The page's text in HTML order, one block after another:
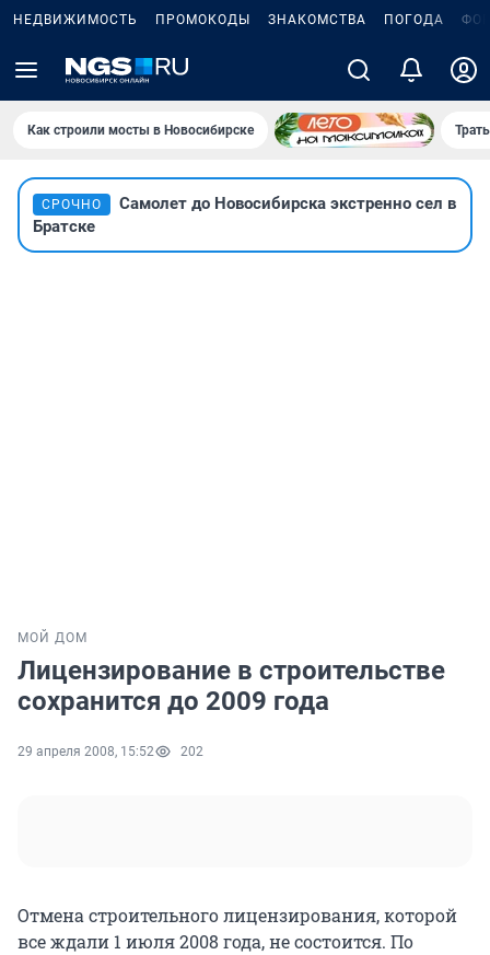
НЕДВИЖИМОСТЬ ПРОМОКОДЫ ЗНАКОМСТВА ПОГОДА
Как строили мосты в Новосибирске
СРОЧНО
Самолет до Новосибирска экстренно сел в
Братске
МОЙ ДОМ
Лицензирование в строительстве
сохранится до 2009 года
29 апреля 2008, 15:52 202
Отмена строительного лицензирования, которой
все ждали 1 июля 2008 года, не состоится. По